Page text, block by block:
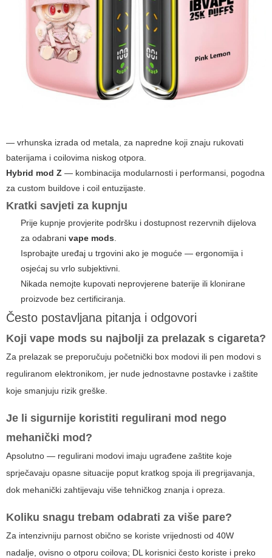
— vrhunska izrada od metala, za napredne koji znaju rukovati
baterijama i coilovima niskog otpora.
Hybrid mod Z — kombinacija modularnosti i performansi, pogodna
za custom buildove i coil entuzijaste.
Kratki savjeti za kupnju
Prije kupnje provjerite podršku i dostupnost rezervnih dijelova
za odabrani vape mods
Isprobajte uređaj u trgovini ako je moguće — ergonomija i
osjećaj su vrlo subjektivni.
Nikada nemojte kupovati neprovjerene baterije ili klonirane
proizvode bez certificiranja.
Često postavljana pitanja i odgovori
Koji vape mods su najbolji za prelazak s cigareta?
Za prelazak se preporučuju početnički box modovi ili pen modovi s
reguliranom elektronikom, jer nude jednostavne postavke i zaštite
koje smanjuju rizik greške.
Je li sigurnije koristiti regulirani mod nego
mehanički mod?
Apsolutno — regulirani modovi imaju ugrađene zaštite koje
sprječavaju opasne situacije poput kratkog spoja ili pregrijavanja,
dok mehanički zahtijevaju više tehničkog znanja i opreza.
Koliku snagu trebam odabrati za više pare?
Za intenzivniju parnost obično se koriste vrijednosti od 40W
nadalje, ovisno o otporu coilova; DL korisnici često koriste i preko